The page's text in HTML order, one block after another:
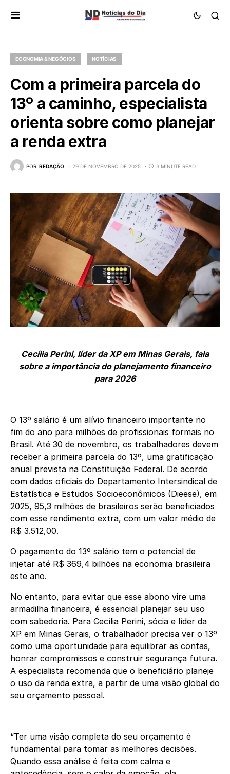
ECONOMIA & NEGÓCIOS NOTÍCIAS
Com a primeira parcela do
13º a caminho, especialista
orienta sobre como planejar
a renda extra
POR REDAÇÃO 29 DE NOVEMBRO DE 2025 3 MINUTE READ
Cecília Perini, líder da XP em Minas Gerais, fala
sobre a importância do planejamento financeiro
para 2026
O 13º salário é um alívio financeiro importante no
fim do ano para milhões de profissionais formais no
Brasil. Até 30 de novembro, os trabalhadores devem
receber a primeira parcela do 13º, uma gratificação
anual prevista na Constituição Federal. De acordo
com dados oficiais do Departamento Intersindical de
Estatística e Estudos Socioeconômicos (Dieese), em
2025, 95,3 milhões de brasileiros serão beneficiados
com esse rendimento extra, com um valor médio de
R$ 3.512,00.
O pagamento do 13º salário tem o potencial de
injetar até R$ 369,4 bilhões na economia brasileira
este ano.
No entanto, para evitar que esse abono vire uma
armadilha financeira, é essencial planejar seu uso
com sabedoria. Para Cecília Perini, sócia e líder da
XP em Minas Gerais, o trabalhador precisa ver o 13º
como uma oportunidade para equilibrar as contas,
honrar compromissos e construir segurança futura.
A especialista recomenda que o beneficiário planeje
o uso da renda extra, a partir de uma visão global do
seu orçamento pessoal.
“Ter uma visão completa do seu orçamento é
fundamental para tomar as melhores decisões.
Quando essa análise é feita com calma e